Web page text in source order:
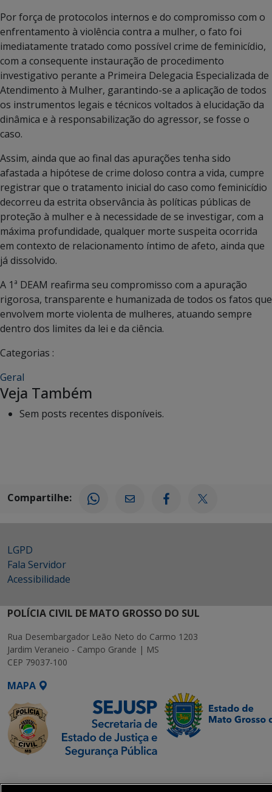
Por força de protocolos internos e do compromisso com o
enfrentamento à violência contra a mulher, o fato foi
imediatamente tratado como possível crime de feminicídio,
com a consequente instauração de procedimento
investigativo perante a Primeira Delegacia Especializada de
Atendimento à Mulher, garantindo-se a aplicação de todos
os instrumentos legais e técnicos voltados à elucidação da
dinâmica e à responsabilização do agressor, se fosse o
caso.
Assim, ainda que ao final das apurações tenha sido
afastada a hipótese de crime doloso contra a vida, cumpre
registrar que o tratamento inicial do caso como feminicídio
decorreu da estrita observância às políticas públicas de
proteção à mulher e à necessidade de se investigar, com a
máxima profundidade, qualquer morte suspeita ocorrida
em contexto de relacionamento íntimo de afeto, ainda que
já dissolvido.
A 1ª DEAM reafirma seu compromisso com a apuração
rigorosa, transparente e humanizada de todos os fatos que
envolvem morte violenta de mulheres, atuando sempre
dentro dos limites da lei e da ciência.
Categorias :
Geral
Veja Também
Sem posts recentes disponíveis.
Compartilhe:
LGPD
Fala Servidor
Acessibilidade
POLÍCIA CIVIL DE MATO GROSSO DO SUL
Rua Desembargador Leão Neto do Carmo 1203
Jardim Veraneio - Campo Grande | MS
CEP 79037-100
MAPA
Executiva de